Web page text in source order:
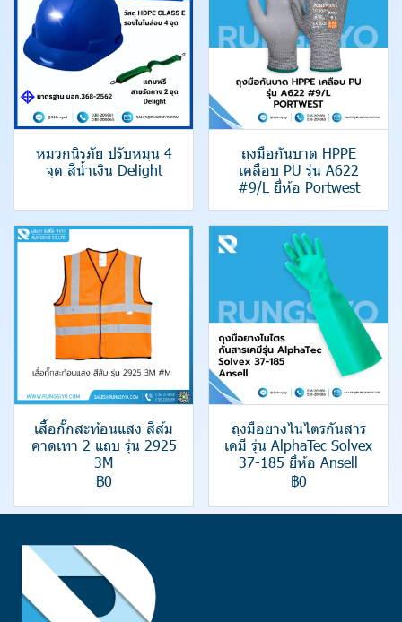
หมวกนิรภัย ปรับหมุน 4
จุด สีน้ำเงิน Delight
ถุงมือกันบาด HPPE
เคลือบ PU รุ่น A622
#9/L ยี่ห้อ Portwest
เสื้อกั๊กสะท้อนแสง สีส้ม
คาดเทา 2 แถบ รุ่น 2925
3M
฿0
ถุงมือยางไนไตรกันสาร
เคมี รุ่น AlphaTec Solvex
37-185 ยี่ห้อ Ansell
฿0